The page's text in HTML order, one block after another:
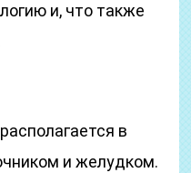
и, что также
в
и желудком.